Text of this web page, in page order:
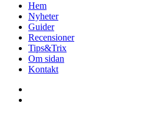
Hem
Nyheter
Guider
Recensioner
Tips&Trix
Om sidan
Kontakt